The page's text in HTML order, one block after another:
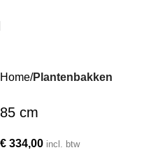
Home Plantenbakken
85 cm
€ 334,00 incl. btw